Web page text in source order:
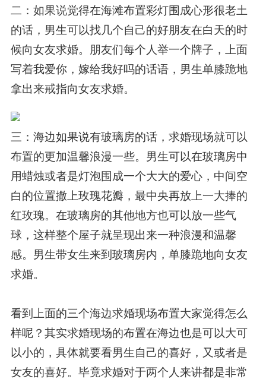
二：如果说觉得在海滩布置彩灯围成心形很老土
的话，男生可以找几个自己的好朋友在白天的时
候向女友求婚。朋友们每个人举一个牌子，上面
写着我爱你，嫁给我好吗的话语，男生单膝跪地
拿出来戒指向女友求婚。
三：海边如果说有玻璃房的话，求婚现场就可以
布置的更加温馨浪漫一些。男生可以在玻璃房中
用蜡烛或者是灯泡围成一个大大的爱心，中间空
白的位置撒上玫瑰花瓣，最中央再放上一大捧的
红玫瑰。在玻璃房的其他地方也可以放一些气
球，这样整个屋子就呈现出来一种浪漫和温馨
感。男生带女生来到玻璃房内，单膝跪地向女友
求婚。
看到上面的三个海边求婚现场布置大家觉得怎么
样呢？其实求婚现场的布置在海边也是可以大可
以小的，具体就要看男生自己的喜好，又或者是
女友的喜好。毕竟求婚对于两个人来讲都是非常